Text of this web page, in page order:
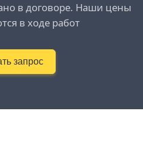
в договоре. Наши цены
в ходе работ
запрос